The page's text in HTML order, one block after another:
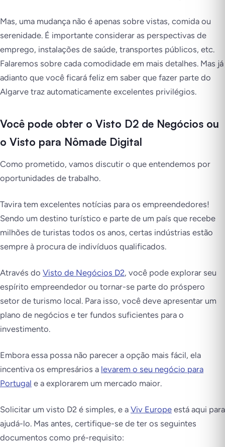
Mas, uma mudança não é apenas sobre vistas, comida ou
serenidade. É importante considerar as perspectivas de
emprego, instalações de saúde, transportes públicos, etc.
Falaremos sobre cada comodidade em mais detalhes. Mas já
adianto que você ficará feliz em saber que fazer parte do
Algarve traz automaticamente excelentes privilégios.
Você pode obter o Visto D2 de Negócios ou
o Visto para Nômade Digital
Como prometido, vamos discutir o que entendemos por
oportunidades de trabalho.
Tavira tem excelentes notícias para os empreendedores!
Sendo um destino turístico e parte de um país que recebe
milhões de turistas todos os anos, certas indústrias estão
sempre à procura de indivíduos qualificados.
Através do Visto de Negócios D2, você pode explorar seu
espírito empreendedor ou tornar-se parte do próspero
setor de turismo local. Para isso, você deve apresentar um
plano de negócios e ter fundos suficientes para o
investimento.
Embora essa possa não parecer a opção mais fácil, ela
incentiva os empresários a levarem o seu negócio para
Portugal e a explorarem um mercado maior.
Solicitar um visto D2 é simples, e a Viv Europe está aqui para
ajudá-lo. Mas antes, certifique-se de ter os seguintes
documentos como pré-requisito: